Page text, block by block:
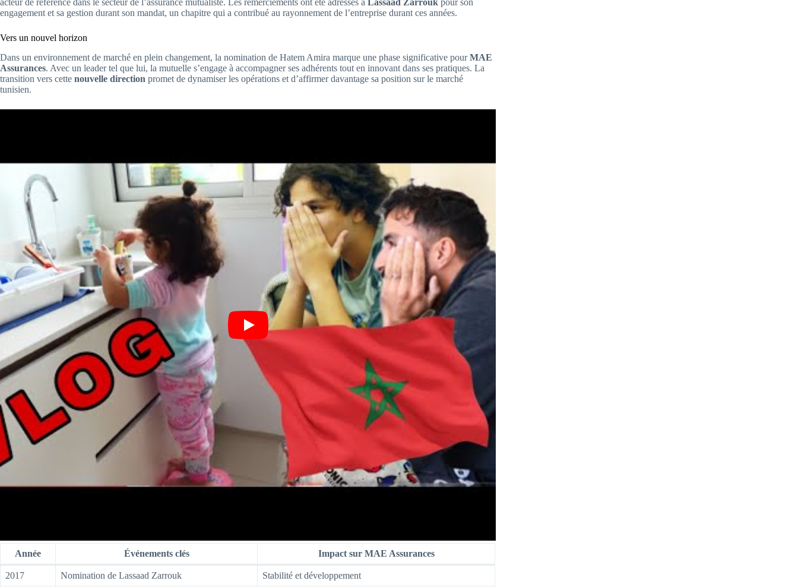
acteur de référence dans le secteur de l’assurance mutualiste. Les remerciements ont été adressés à Lassaad Zarrouk pour son
engagement et sa gestion durant son mandat, un chapitre qui a contribué au rayonnement de l’entreprise durant ces années.
Vers un nouvel horizon
Dans un environnement de marché en plein changement, la nomination de Hatem Amira marque une phase significative pourMAE
Assurances. Avec un leader tel que lui, la mutuelle s’engage à accompagner ses adhérents tout en innovant dans ses pratiques. La
transition vers cette nouvelle direction promet de dynamiser les opérations et d’affirmer davantage sa position sur le marché
tunisien.
Année Événements clés Impact sur MAE Assurances
2017 Nomination de Lassaad Zarrouk Stabilité et développement